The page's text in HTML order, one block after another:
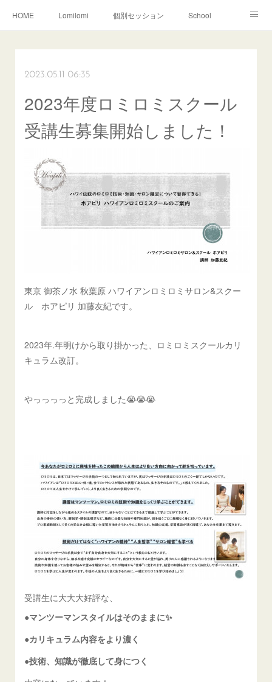
HOME Lomilomi 個別セッション School
School無料説明会
2023.05.11 06:35
2023年度ロミロミスクール
受講生募集開始しました！
東京 御茶ノ水 秋葉原 ハワイアンロミロミサロン&スクー
ル ホアピリ 加藤友紀です。
2023年.年明けから取り掛かった、ロミロミスクールカリ
キュラム改訂。
やっっっっと完成しました😭😭😭
受講生に大大大好評な、
●マンツーマンスタイルはそのままに✨
●カリキュラム内容をより濃く
●技術、知識が徹底して身につく